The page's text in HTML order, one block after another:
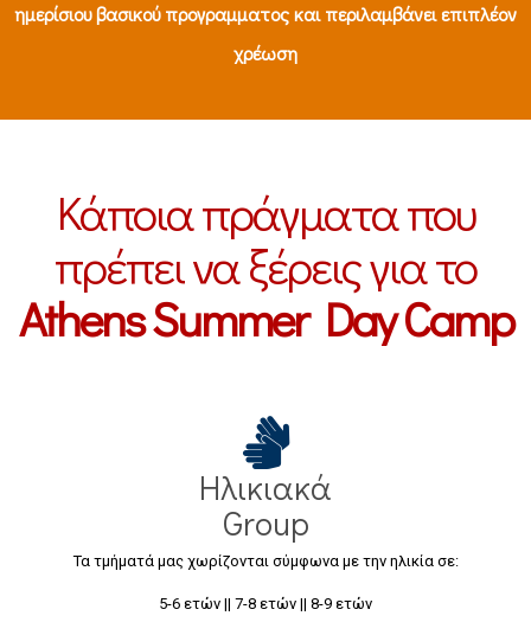
ημερίσιου βασικού προγραμματος και περιλαμβάνει επιπλέον
χρέωση
Κάποια πράγματα που
πρέπει να ξέρεις για το
Athens Summer Day Camp
Ηλικιακά
Group
Τα τμήματά μας χωρίζονται σύμφωνα με την ηλικία σε:
5-6 ετών || 7-8 ετών || 8-9 ετών